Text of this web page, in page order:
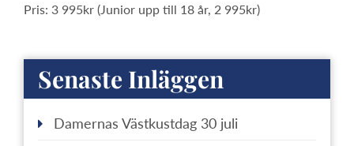
Pris: 3 995kr (Junior upp till 18 år, 2 995kr)
Senaste Inläggen
Damernas Västkustdag 30 juli